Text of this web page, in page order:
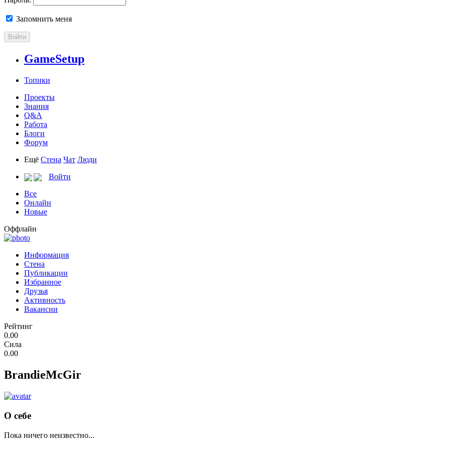
Запомнить меня
Войти
GameSetup
Топики
Проекты
Знания
Q&A
Работа
Блоги
Форум
Ещё Стена Чат Люди
Войти
Все
Онлайн
Новые
Оффлайн
Информация
Стена
Публикации
Избранное
Друзья
Активность
Вакансии
Рейтинг
0.00
Сила
0.00
BrandieMcGir
О себе
Пока ничего неизвестно...